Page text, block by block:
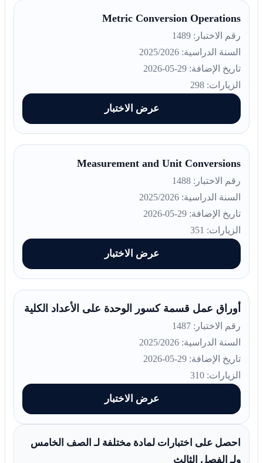
Metric Conversion Operations
رقم الاختبار: 1489
السنة الدراسية: 2025/2026
تاريخ الإضافة: 29-05-2026
الزيارات: 298
عرض الاختبار
Measurement and Unit Conversions
رقم الاختبار: 1488
السنة الدراسية: 2025/2026
تاريخ الإضافة: 29-05-2026
الزيارات: 351
عرض الاختبار
أوراق عمل قسمة كسور الوحدة على الأعداد الكلية
رقم الاختبار: 1487
السنة الدراسية: 2025/2026
تاريخ الإضافة: 29-05-2026
الزيارات: 310
عرض الاختبار
احصل على اختبارات لمادة مختلفة لـ الصف الخامس
ولـ الفصل الثالث